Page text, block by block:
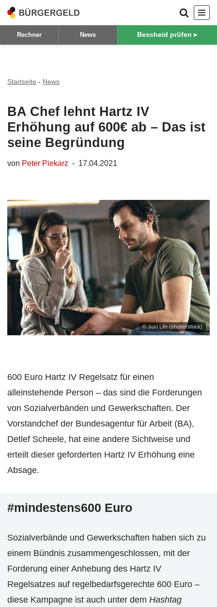
Zum
Inhalt
Rechner News Bescheid prüfen ▸
Startseite - News
BA Chef lehnt Hartz IV
Erhöhung auf 600€ ab – Das ist
seine Begründung
von Peter Piekarz 17.04.2021
© Just Life (shutterstock)
600 Euro Hartz IV Regelsatz für einen
alleinstehende Person – das sind die Forderungen
von Sozialverbänden und Gewerkschaften. Der
Vorstandchef der Bundesagentur für Arbeit (BA),
Detlef Scheele, hat eine andere Sichtweise und
erteilt dieser geforderten Hartz IV Erhöhung eine
Absage.
#mindestens600 Euro
Sozialverbände und Gewerkschaften haben sich zu
einem Bündnis zusammengeschlossen, mit der
Forderung einer Anhebung des Hartz IV
Regelsatzes auf regelbedarfsgerechte 600 Euro –
diese Kampagne ist auch unter dem Hashtag